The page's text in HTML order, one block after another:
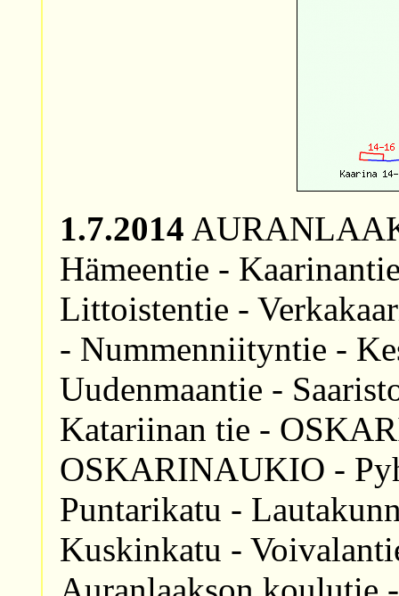
1.7.2014
Hämeentie -
Littoistentie -
- Nummenniityntie -
Uudenmaantie -
Katariinan tie -
OSKARINAUKIO -
Puntarikatu -
Kuskinkatu -